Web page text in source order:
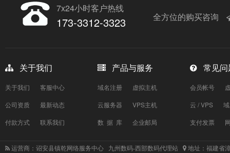
7x24小时客户热线
173-3312-3323 全方位的购买咨询
关于我们
关于我们
客服中心
公司资质
最新动态
付款方式
联系我们
产品与服务
域名注册
虚拟主机
云服务器
VPS主机
数 据 库
企业邮局
常见问
会员帐号
云 / VPS
支付发票
运营商：诏安县镇乾网络服务中心 九州数码-西部数码代理站
地址：福建省